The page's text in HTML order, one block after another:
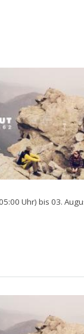
Uhr) bis 03.